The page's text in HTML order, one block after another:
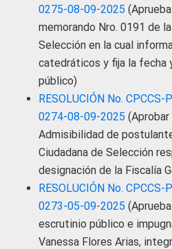
0275-08-09-2025
memorando Nro. 0191 de
Selección en la cual
catedráticos y fija la fecha
público)
RESOLUCIÓN No.
0274-08-09-2025
Admisibilidad de
Ciudadana de Selección
designación de la Fiscalía
RESOLUCIÓN No.
0273-05-09-2025
escrutinio público e
Vanessa Flores Arias,